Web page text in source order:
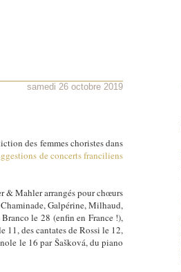
samedi 26 octobre 2019
des femmes choristes dans
de concerts franciliens
& Mahler arrangés pour chœurs
Galpérine, Milhaud,
le 28 (enfin en France !),
des cantates de Rossi le 12,
le 16 par Šašková, du piano